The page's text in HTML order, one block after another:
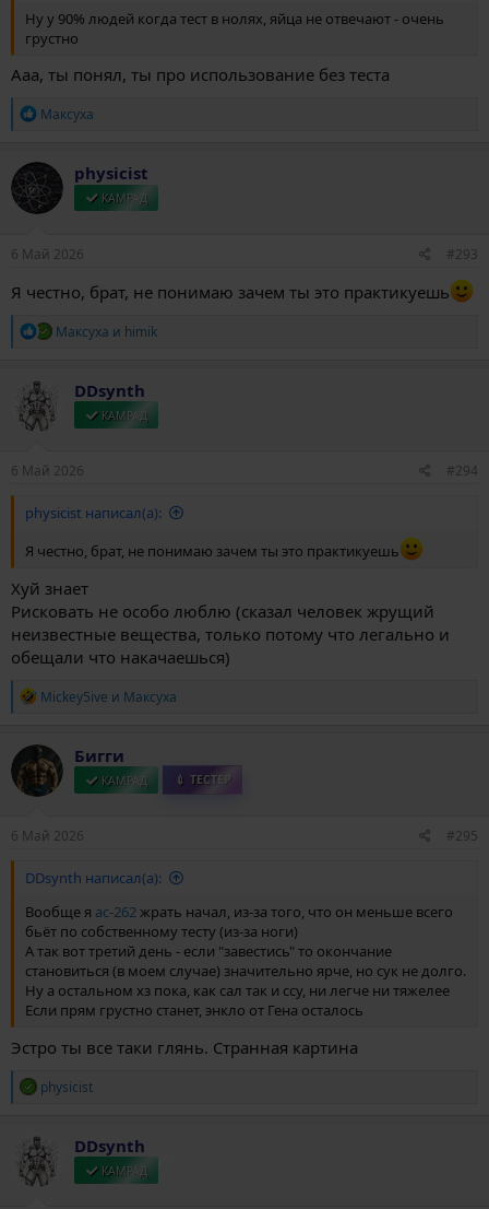
Ну у 90% людей когда тест в нолях, яйца не отвечают - очень
грустно
Ааа, ты понял, ты про использование без теста
Р
к
ц
и
и
Максуха
physicist
КАМРАД
6 Май 2026 #293
Я честно, брат, не понимаю зачем ты это практикуешь
Р
и
Максуха и himik
DDsynth
КАМРАД
6 Май 2026 #294
physicist написал(а):
Я честно, брат, не понимаю зачем ты это практикуешь
Хуй знает
Рисковать не особо люблю (сказал человек жрущий
неизвестные вещества, только потому что легально и
обещали что накачаешься)
Р
к
ц
и
и
Mickey5ive и Максуха
Бигги
КАМРАД 💉 ТЕСТЕР
6 Май 2026 #295
DDsynth написал(а):
Вообще я ac-262жрать начал, из-за того, что он меньше всего
бьёт по собственному тесту (из-за ноги)
А так вот третий день - если "завестись" то окончание
становиться (в моем случае) значительно ярче, но сук не долго.
Ну а остальном хз пока, как сал так и ссу, ни легче ни тяжелее
Если прям грустно станет, энкло от Гена осталось
Эстро ты все таки глянь. Странная картина
Р
к
ц
и
и
physicist
DDsynth
КАМРАД